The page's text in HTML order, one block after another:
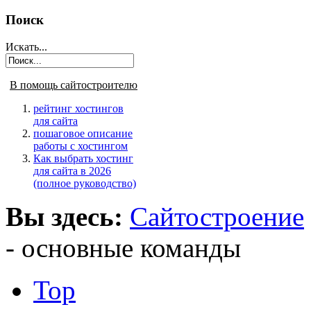
Поиск
Искать...
В помощь сайтостроителю
рейтинг хостингов
для сайта
пошаговое описание
работы с хостингом
Как выбрать хостинг
для сайта в 2026
(полное руководство)
Вы здесь: Сайтостроение
- основные команды
Top